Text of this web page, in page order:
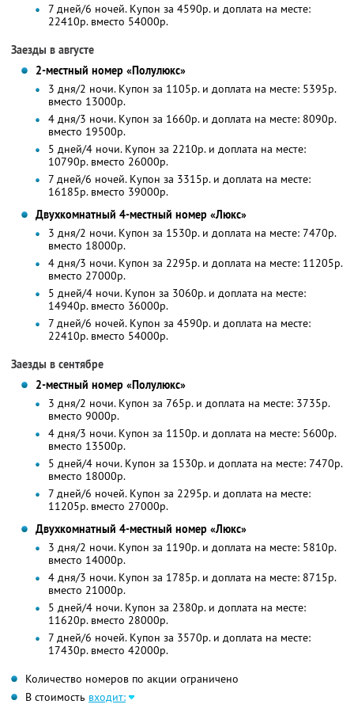
7 дней/6 ночей. Купон за 4590р. и доплата на месте:
22410р. вместо 54000р.
Заезды в августе
2-местный номер «Полулюкс»
3 дня/2 ночи. Купон за 1105р. и доплата на месте: 5395р.
вместо 13000р.
4 дня/3 ночи. Купон за 1660р. и доплата на месте: 8090р.
вместо 19500р.
5 дней/4 ночи. Купон за 2210р. и доплата на месте:
10790р. вместо 26000р.
7 дней/6 ночей. Купон за 3315р. и доплата на месте:
16185р. вместо 39000р.
Двухкомнатный 4-местный номер «Люкс»
3 дня/2 ночи. Купон за 1530р. и доплата на месте: 7470р.
вместо 18000р.
4 дня/3 ночи. Купон за 2295р. и доплата на месте: 11205р.
вместо 27000р.
5 дней/4 ночи. Купон за 3060р. и доплата на месте:
14940р. вместо 36000р.
7 дней/6 ночей. Купон за 4590р. и доплата на месте:
22410р. вместо 54000р.
Заезды в сентябре
2-местный номер «Полулюкс»
3 дня/2 ночи. Купон за 765р. и доплата на месте: 3735р.
вместо 9000р.
4 дня/3 ночи. Купон за 1150р. и доплата на месте: 5600р.
вместо 13500р.
5 дней/4 ночи. Купон за 1530р. и доплата на месте: 7470р.
вместо 18000р.
7 дней/6 ночей. Купон за 2295р. и доплата на месте:
11205р. вместо 27000р.
Двухкомнатный 4-местный номер «Люкс»
3 дня/2 ночи. Купон за 1190р. и доплата на месте: 5810р.
вместо 14000р.
4 дня/3 ночи. Купон за 1785р. и доплата на месте: 8715р.
вместо 21000р.
5 дней/4 ночи. Купон за 2380р. и доплата на месте:
11620р. вместо 28000р.
7 дней/6 ночей. Купон за 3570р. и доплата на месте:
17430р. вместо 42000р.
Количество номеров по акции ограничено
В стоимость входит: